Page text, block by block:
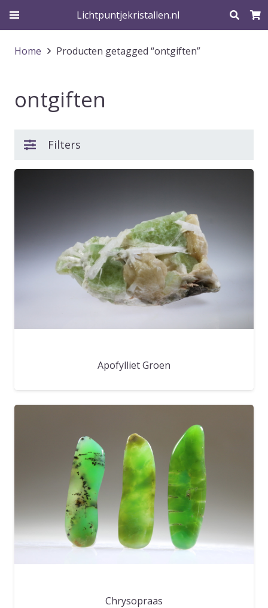
Lichtpuntjekristallen.nl
Home Producten getagged “ontgiften”
ontgiften
Filters
Apofylliet Groen
Chrysopraas